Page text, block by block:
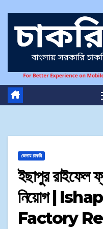
জেলায় চাকরি
ইছাপুর রাইফেল
নিয়োগ |
Factory